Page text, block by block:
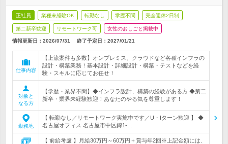
正社員 業種未経験OK 転勤なし 学歴不問 完全週休2日制
第二新卒歓迎 リモートワーク可 女性のおしごと掲載中
情報更新日：2026/07/31 終了予定日： 2027/01/21
仕事内容
【上流案件も多数】オンプレミス、クラウドなど各種インフラの
設計・構築業務！基本設計・詳細設計・構築・テストなどを経
験・スキルに応じてお任せ！
対象と
なる方
【学歴・業界不問】◆インフラ設計、構築の経験がある方 ◆第二
新卒・業界未経験歓迎！あなたのやる気を尊重します！
勤務地
【 転勤なし／リモートワーク実施中です／U・Iターン歓迎 】 ◆
名古屋オフィス 名古屋市中区錦1-…
【 前給考慮 】月給30万円～60万円＋賞与年2回※上記金額には、